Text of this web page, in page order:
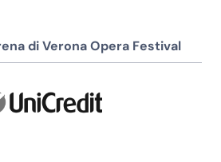
di Verona Opera Festival